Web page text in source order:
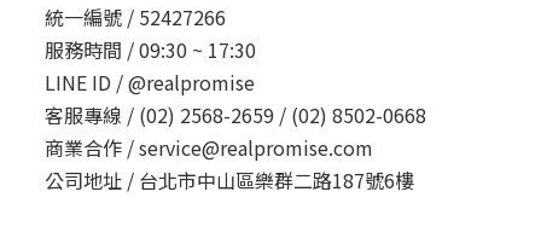
統一編號 / 52427266
服務時間 /09:30 ~ 17:30
LINE ID /@realpromise
客服專線 / (02) 2568-2659 / (02) 8502-0668
商業合作 /service@realpromise.com
公司地址 / 台北市中山區樂群二路187號6樓